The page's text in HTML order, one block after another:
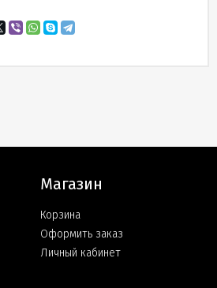
Магазин
Корзина
Оформить заказ
Личный кабинет